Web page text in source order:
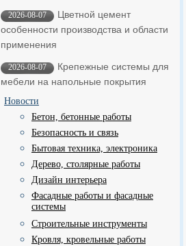
2026-08-07
Цветной цемент
особенности производства и области
применения
2026-08-07
Крепежные системы для
мебели на напольные покрытия
Новости
Бетон, бетонные работы
Безопасность и связь
Бытовая техника, электроника
Дерево, столярные работы
Дизайн интерьера
Фасадные работы и фасадные
системы
Строительные инструменты
Кровля, кровельные работы